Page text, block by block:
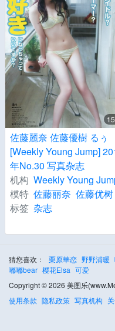
佐藤麗奈 佐藤優樹 るぅ
[Weekly Young Jump]
年No.30 写真杂志
机构 Weekly Young
模特 佐藤丽奈 佐藤优树
标签 杂志
猜您喜欢： 栗原華恋 野野浦暖
嘟嘟bear 樱花Elsa 可爱
Copyright © 2026 美图乐
使用条款 隐私政策 写真机构